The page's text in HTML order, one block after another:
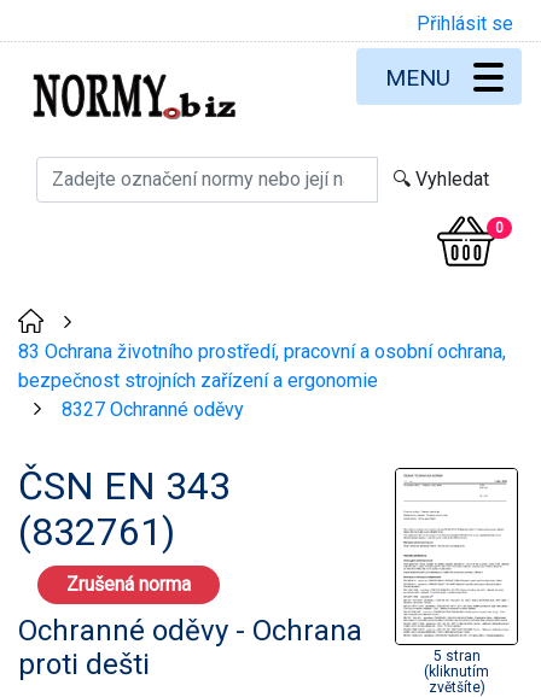
Přihlásit se
0
MENU
83 Ochrana životního prostředí, pracovní a osobní ochrana,
bezpečnost strojních zařízení a ergonomie
8327 Ochranné oděvy
ČSN EN 343
(832761)
Zrušená norma
Ochranné oděvy - Ochrana
proti dešti
5 stran
(kliknutím
zvětšíte)